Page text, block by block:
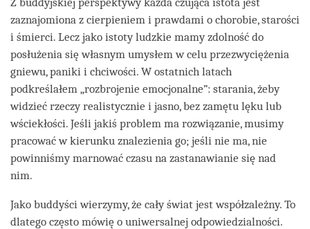
zaznajomiona z cierpieniem i prawdami o chorobie, starości
i śmierci. Lecz jako istoty ludzkie mamy zdolność do
posłużenia się własnym umysłem w celu przezwyciężenia
gniewu, paniki i chciwości. W ostatnich latach
podkreślałem „rozbrojenie emocjonalne”: starania, żeby
widzieć rzeczy realistycznie i jasno, bez zamętu lęku lub
wściekłości. Jeśli jakiś problem ma rozwiązanie, musimy
pracować w kierunku znalezienia go; jeśli nie ma, nie
powinniśmy marnować czasu na zastanawianie się nad
nim.
Jako buddyści wierzymy, że cały świat jest współzależny. To
dlatego często mówię o uniwersalnej odpowiedzialności.